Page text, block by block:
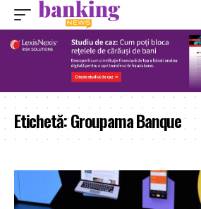
Etichetă:Groupama Banque